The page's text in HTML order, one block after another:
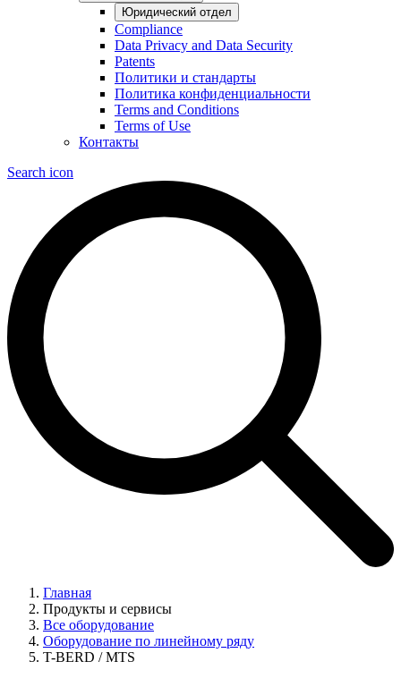
Юридический отдел
Compliance
Data Privacy and Data Security
Patents
Политики и стандарты
Политика конфиденциальности
Terms and Conditions
Terms of Use
Контакты
Search icon
Главная
Продукты и сервисы
Все оборудование
Оборудование по линейному ряду
T-BERD / MTS